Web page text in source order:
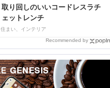
取り回しのいいコードレスラチ
ェットレンチ
住まい、インテリア
Recommended by